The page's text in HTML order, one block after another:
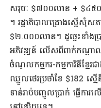
សរុបៈ $៧០០​លាន + $៤៥
។ រដ្ឋាភិបាល​គ្រោង​ស្នើ​សុំ​ស
$២.០០០​លាន​។ ដូច្នេះ​ទាំ
អភិវឌ្ឍន៍ លើសពី​ពាក់កណ្តាល​ថ
ចំណូល​កម្មករ​-​កម្មការិនី​ខ្មែ
ឈ្នួល​ថេរ​ប្រចាំខែ $182 ស្
ទាន់​រាប់បញ្ចូល​ប្រាក់ ធ្វើកា